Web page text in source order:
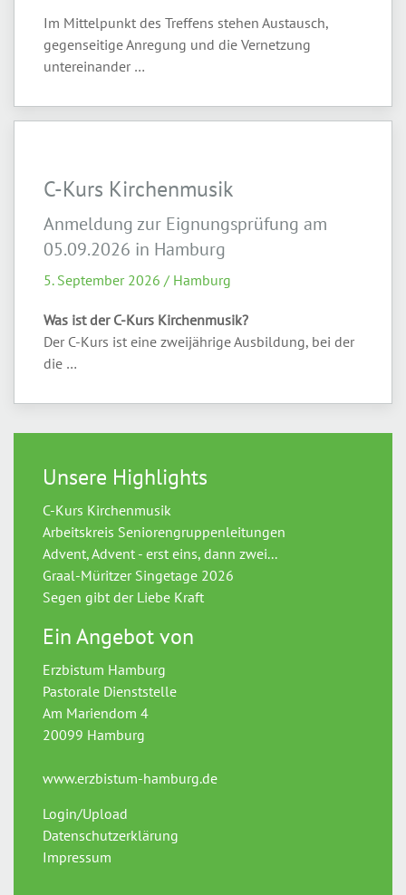
Im Mittelpunkt des Treffens stehen Austausch,
gegenseitige Anregung und die Vernetzung
untereinander …
C-Kurs Kirchenmusik
Anmeldung zur Eignungsprüfung am
05.09.2026 in Hamburg
5. September 2026 / Hamburg
Was ist der C-Kurs Kirchenmusik?
Der C-Kurs ist eine zweijährige Ausbildung, bei der
die …
Unsere Highlights
C-Kurs Kirchenmusik
Arbeitskreis Seniorengruppenleitungen
Advent, Advent - erst eins, dann zwei...
Graal-Müritzer Singetage 2026
Segen gibt der Liebe Kraft
Ein Angebot von
Erzbistum Hamburg
Pastorale Dienststelle
Am Mariendom 4
20099 Hamburg
www.erzbistum-hamburg.de
Login/Upload
Datenschutzerklärung
Impressum